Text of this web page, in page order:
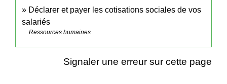
Déclarer et payer les cotisations sociales de vos
salariés
Ressources humaines
Signaler une erreur sur cette page